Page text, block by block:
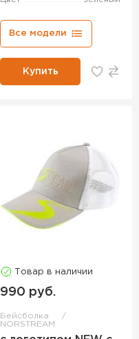
Все модели
Купить
Товар в наличии
990 руб.
Бейсболка
NORSTREAM